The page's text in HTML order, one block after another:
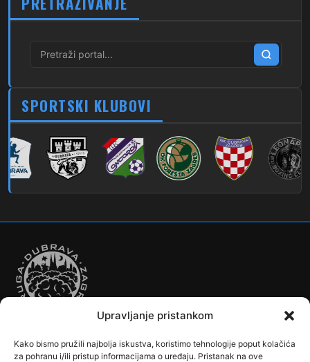
Upravljanje pristankom
Kako bismo pružili najbolja iskustva, koristimo tehnologije poput kolačića
za pohranu i/ili pristup informacijama o uređaju. Pristanak na ove
273
Dubec – Sesvete – Laktec
280 Dubec – Sesvete – Šimuncevec
212 Noćna – Dubec – Sesvete
SPORTSKI KLUBOVI
Autobusi Automobilizam Biciklizam Borilački Sportovi